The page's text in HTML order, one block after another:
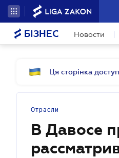
БІЗНЕС Новости
Ця сторінка
Отрасли
В Давосе